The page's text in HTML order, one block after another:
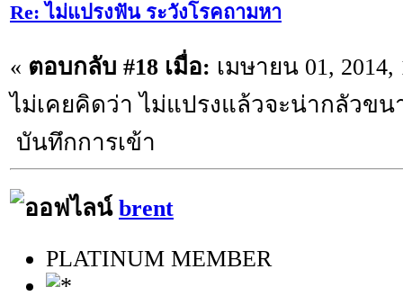
Re: ไม่แปรงฟัน ระวังโรคถามหา
« ตอบกลับ #18 เมื่อ: เมษายน 01, 2014,
ไม่เคยคิดว่า ไม่แปรงแล้วจะน่ากลัวขน
บันทึกการเข้า
brent
PLATINUM MEMBER